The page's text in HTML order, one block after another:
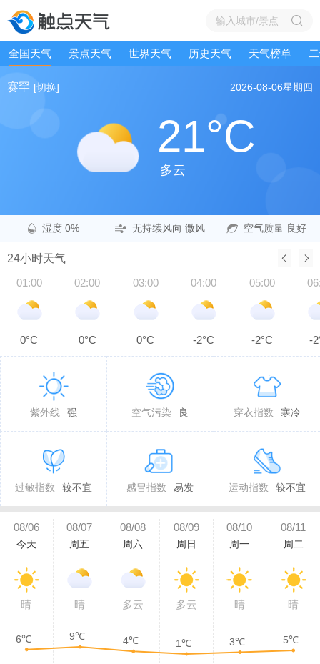
全国天气 景点天气 世界天气 历史天气 天气榜单
赛罕 [切换] 2026-08-06星期四
21°C
多云
湿度 0% 无持续风向 微风 空气质量 良好
24小时天气
01:00
0°C
02:00
0°C
03:00
0°C
04:00
-2°C
05:00
-2°C -
紫外线 强 空气污染 良 穿衣指数 寒冷
过敏指数 较不宜 感冒指数 易发 运动指数 较不宜
08/06
今天
晴
08/07
周五
晴
08/08
周六
多云
08/09
周日
多云
08/10
周一
晴
08/11
周二
晴
6℃ 9℃ 4℃ 1℃ 3℃ 5℃